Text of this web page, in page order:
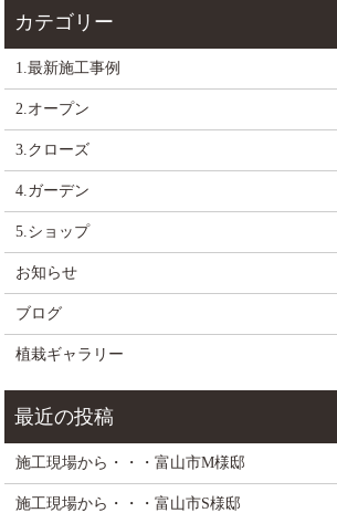
1.最新施工事例
2.オープン
3.クローズ
4.ガーデン
5.ショップ
お知らせ
ブログ
植栽ギャラリー
施工現場から・・・富山市M様邸
施工現場から・・・富山市S様邸